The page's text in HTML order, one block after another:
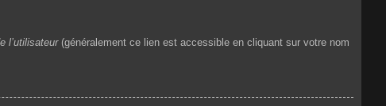
l’utilisateur(généralement ce lien est accessible en cliquant sur votre nom